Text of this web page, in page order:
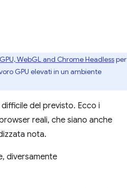
WebGL and Chrome Headlessper
GPU elevati in un ambiente
del previsto. Ecco i
reali, che siano anche
nota.
diversamente